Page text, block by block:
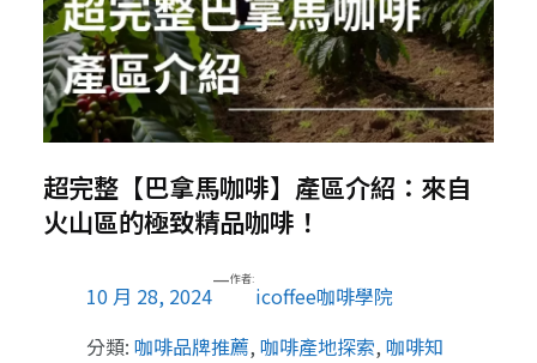
超完整【巴拿馬咖啡】產區介紹：來自
火山區的極致精品咖啡！
10 月 28, 2024
—作者:
icoffee咖啡學院
分類: 咖啡品牌推薦, 咖啡產地探索, 咖啡知